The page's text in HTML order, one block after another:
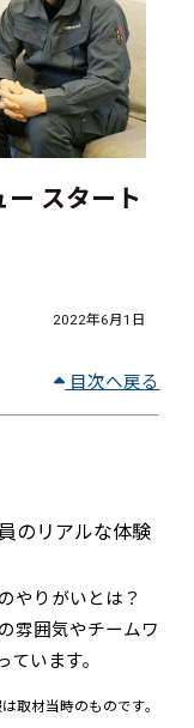
スタート
2022年6月1日
目次へ戻る
のリアルな体験
やりがいとは？
雰囲気やチームワ
います。
取材当時のものです。